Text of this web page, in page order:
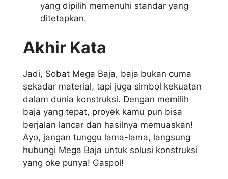
yang dipilih memenuhi standar yang
ditetapkan.
Akhir Kata
Jadi, Sobat Mega Baja, baja bukan cuma
sekadar material, tapi juga simbol kekuatan
dalam dunia konstruksi. Dengan memilih
baja yang tepat, proyek kamu pun bisa
berjalan lancar dan hasilnya memuaskan!
Ayo, jangan tunggu lama-lama, langsung
hubungi Mega Baja untuk solusi konstruksi
yang oke punya! Gaspol!